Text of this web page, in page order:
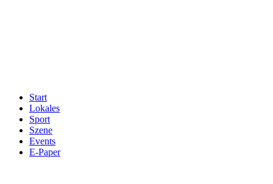
Start
Lokales
Sport
Szene
Events
E-Paper